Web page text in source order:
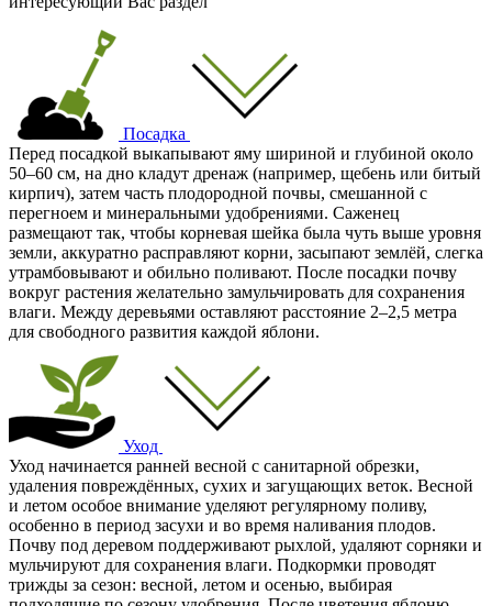
Посадка
Перед посадкой выкапывают яму шириной и глубиной около
50–60 см, на дно кладут дренаж (например, щебень или битый
кирпич), затем часть плодородной почвы, смешанной с
перегноем и минеральными удобрениями. Саженец
размещают так, чтобы корневая шейка была чуть выше уровня
земли, аккуратно расправляют корни, засыпают землёй, слегка
утрамбовывают и обильно поливают. После посадки почву
вокруг растения желательно замульчировать для сохранения
влаги. Между деревьями оставляют расстояние 2–2,5 метра
для свободного развития каждой яблони.
Уход
Уход начинается ранней весной с санитарной обрезки,
удаления повреждённых, сухих и загущающих веток. Весной
и летом особое внимание уделяют регулярному поливу,
особенно в период засухи и во время наливания плодов.
Почву под деревом поддерживают рыхлой, удаляют сорняки и
мульчируют для сохранения влаги. Подкормки проводят
трижды за сезон: весной, летом и осенью, выбирая